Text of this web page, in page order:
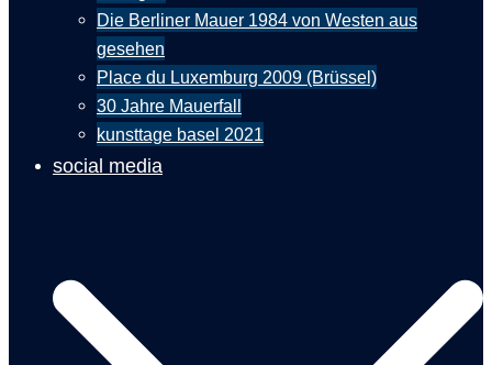
Die Berliner Mauer 1984 von Westen aus
gesehen
Place du Luxemburg 2009 (Brüssel)
30 Jahre Mauerfall
kunsttage basel 2021
social media